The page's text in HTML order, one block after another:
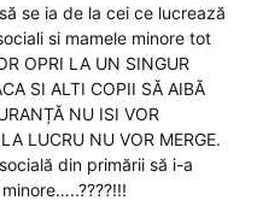
se ia de la cei ce lucrează
si mamele minore tot
OPRI LA UN SINGUR
SI ALTI COPII SĂ AIBĂ
NU ISI VOR
LUCRU NU VOR MERGE.
din primării să i-a